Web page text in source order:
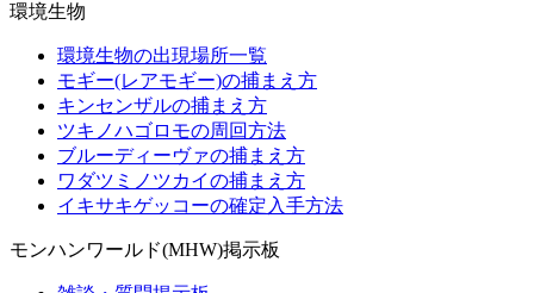
環境生物
環境生物の出現場所一覧
モギー(レアモギー)の捕まえ方
キンセンザルの捕まえ方
ツキノハゴロモの周回方法
ブルーディーヴァの捕まえ方
ワダツミノツカイの捕まえ方
イキサキゲッコーの確定入手方法
モンハンワールド(MHW)掲示板